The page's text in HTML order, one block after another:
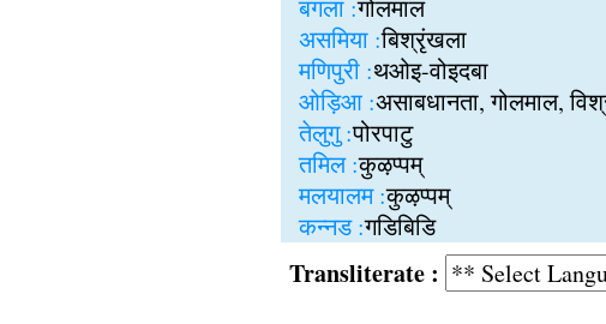
बंगला :गोलमाल
असमिया :बिश्रृंखला
मणिपुरी :थओइ-वोइदबा
ओड़िआ :असाबधानता, गोलमाल,
तेलुगु :पोरपाटु
तमिल :कुऴप्पम्
मलयालम :कुऴप्पम्
कन्नड :गडिबिडि
Transliterate :